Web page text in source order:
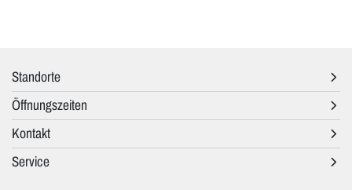
Standorte
Öffnungszeiten
Kontakt
Service